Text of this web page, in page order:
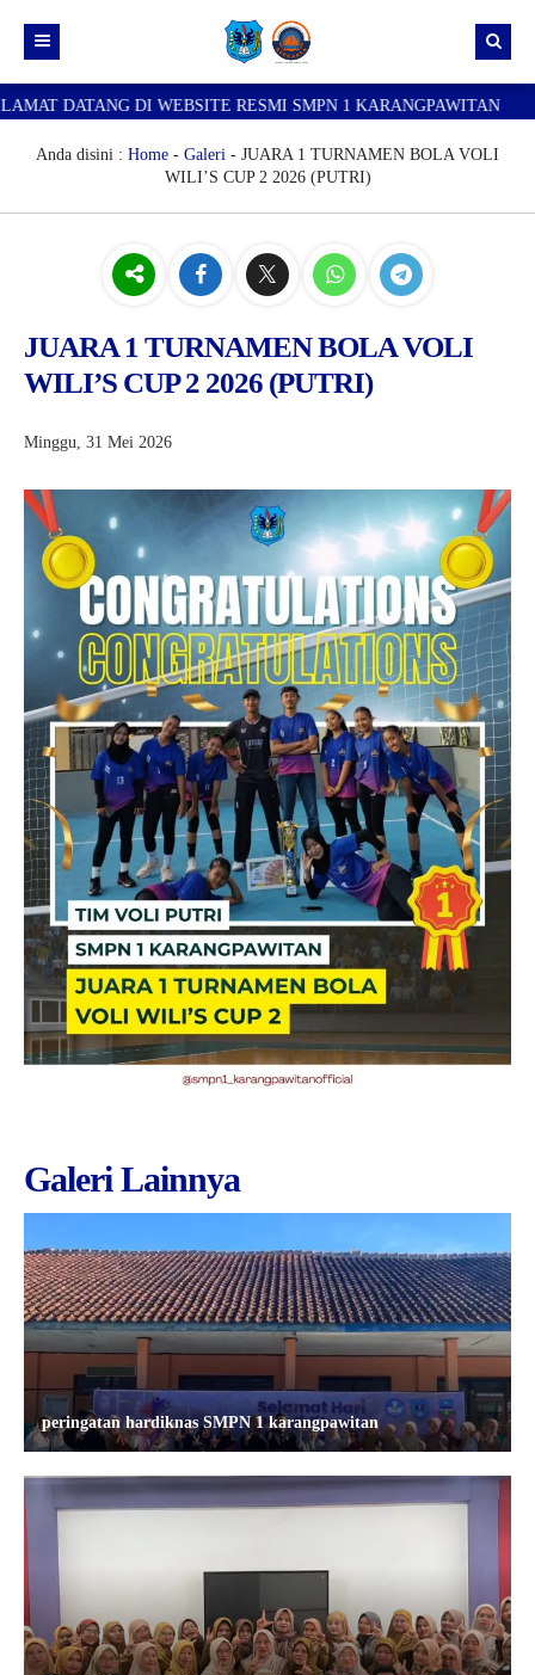
Beranda
Berkarsa
Lidah (Liputan dalam sekolah)
Gumelis (Guru menulis)
Visi Misi dan Tujuan Sekolah
DI WEBSITE RESMI SMPN 1 KARANGPAWITAN
Anda disini : Home - Galeri - JUARA 1 TURNAMEN BOLA VOLI
WILI’S CUP 2 2026 (PUTRI)
JUARA 1 TURNAMEN BOLA VOLI
WILI’S CUP 2 2026 (PUTRI)
Minggu, 31 Mei 2026
Galeri Lainnya
peringatan hardiknas SMPN 1 karangpawitan